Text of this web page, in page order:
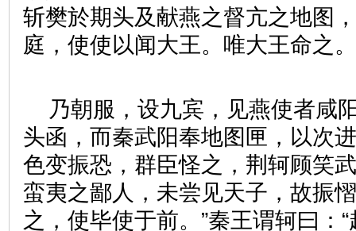
斩樊於期头及献燕之督亢之地图
庭，使使以闻大王。唯大王命之
乃朝服，设九宾，见燕使者咸
头函，而秦武阳奉地图匣，以次
色变振恐，群臣怪之，荆轲顾笑
蛮夷之鄙人，未尝见天子，故振
之，使毕使于前。”秦王谓轲曰：